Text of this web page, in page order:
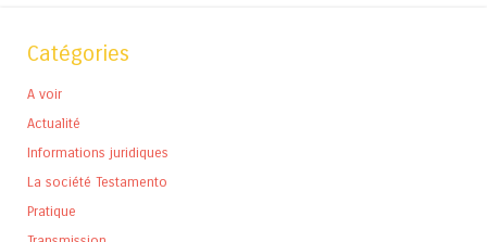
Catégories
A voir
Actualité
Informations juridiques
La société Testamento
Pratique